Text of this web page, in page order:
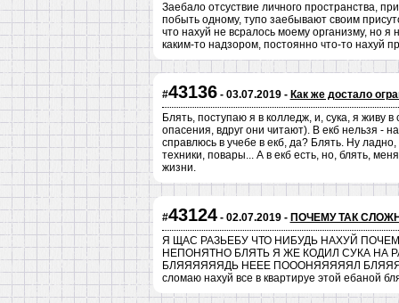
Заебало отсуствие личного пространства,
побыть одному, тупо заебывают своим
что нахуй не всралось моему организму, но я
каким-то надзором, постоянно что-то нахуй
#43136- 03.07.2019 - Как же достало
Блять, поступаю я в колледж, и, сука, я живу
опасения, вдруг они читают). В екб нельзя -
справлюсь в учебе в екб, да? Блять. Ну
техники, повары... А в екб есть, но, блять,
жизни.
#43124- 02.07.2019 - ПОЧЕМУ ТАК
Я ЩАС РАЗЬЕБУ ЧТО НИБУДЬ НАХУЙ
НЕПОНЯТНО БЛЯТЬ Я ЖЕ КОДИЛ СУКА НА
БЛЯЯЯЯЯЯДЬ НЕЕЕ ПОООНЯЯЯЯЯЛ
сломаю нахуй все в квартируе этой